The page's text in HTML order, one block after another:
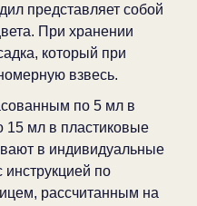
представляет собой
При хранении
который при
взвесь.
по 5 мл в
15 мл в пластиковые
в индивидуальные
инструкцией по
рассчитанным на